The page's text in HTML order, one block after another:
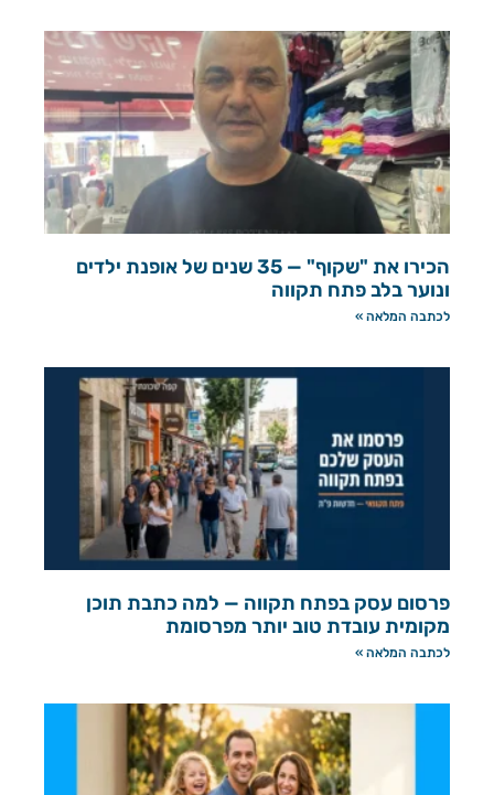
הכירו את "שקוף" — 35 שנים של אופנת ילדים
ונוער בלב פתח תקווה
לכתבה המלאה »
פרסום עסק בפתח תקווה — למה כתבת תוכן
מקומית עובדת טוב יותר מפרסומת
לכתבה המלאה »